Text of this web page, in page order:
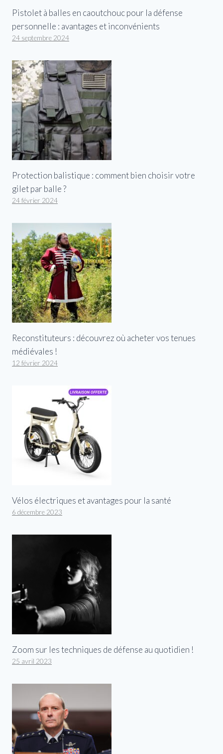
Pistolet à balles en caoutchouc pour la défense
personnelle : avantages et inconvénients
24 septembre 2024
Protection balistique : comment bien choisir votre
gilet par balle ?
24 février 2024
Reconstituteurs : découvrez où acheter vos tenues
médiévales !
12 février 2024
Vélos électriques et avantages pour la santé
6 décembre 2023
Zoom sur les techniques de défense au quotidien !
25 avril 2023